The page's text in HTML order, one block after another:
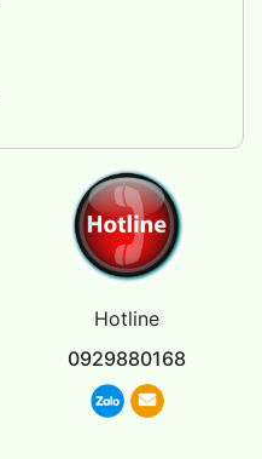
Hotline
0929880168